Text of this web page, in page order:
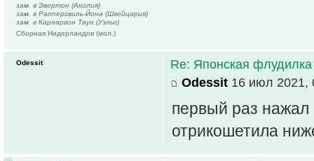
зам. в Эвертон (Англия)
зам. в Рапперсвиль-Йона (Швейцария)
зам. в Карнарвон Таун (Уэльс)
Сборная Нидерландов (мол.)
Re: Японская флудилка
Odessit 16 июл 2021,
первый раз
отрикошетила
Odessit